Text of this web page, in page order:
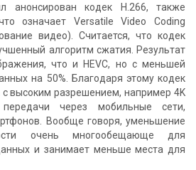
анонсирован кодек H.266, также
означает Versatile Video Coding
видео). Считается, что кодек
алгоритм сжатия. Результат
что и HEVC, но с меньшей
на 50%. Благодаря этому кодек
с высоким разрешением, например 4K
через мобильные сети,
Вообще говоря, уменьшение
очень многообещающе для
и занимает меньше места для